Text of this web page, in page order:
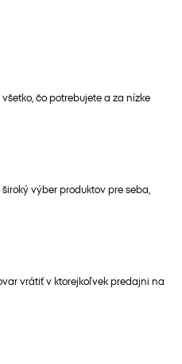
čo potrebujete a za nízke
výber produktov pre seba,
vrátiť v ktorejkoľvek predajni na